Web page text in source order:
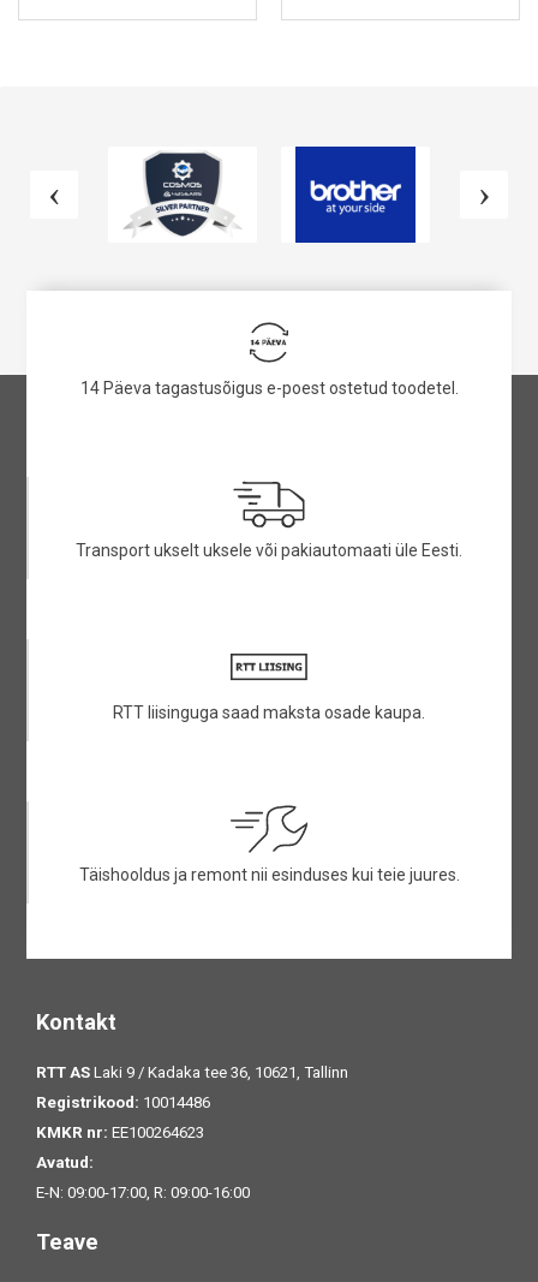
14 Päeva tagastusõigus e-poest ostetud toodetel.
Transport ukselt uksele või pakiautomaati üle Eesti.
RTT liisinguga saad maksta osade kaupa.
Täishooldus ja remont nii esinduses kui teie juures.
Kontakt
RTT AS Laki 9 / Kadaka tee 36, 10621, Tallinn
Registrikood: 10014486
KMKR nr: EE100264623
Avatud:
E-N: 09:00-17:00, R: 09:00-16:00
Teave